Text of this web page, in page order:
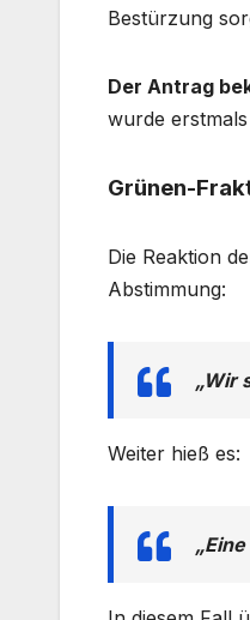
Bestürzung
Der Antrag
wurde
Grünen-
Die Reaktion
Abstimmung:
„Wir
Weiter hieß es: